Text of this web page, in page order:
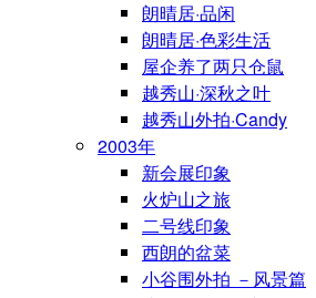
朗晴居·品闲
朗晴居·色彩生活
屋企养了两只仓鼠
越秀山·深秋之叶
越秀山外拍·Candy
2003年
新会展印象
火炉山之旅
二号线印象
西朗的盆菜
小谷围外拍 －风景篇